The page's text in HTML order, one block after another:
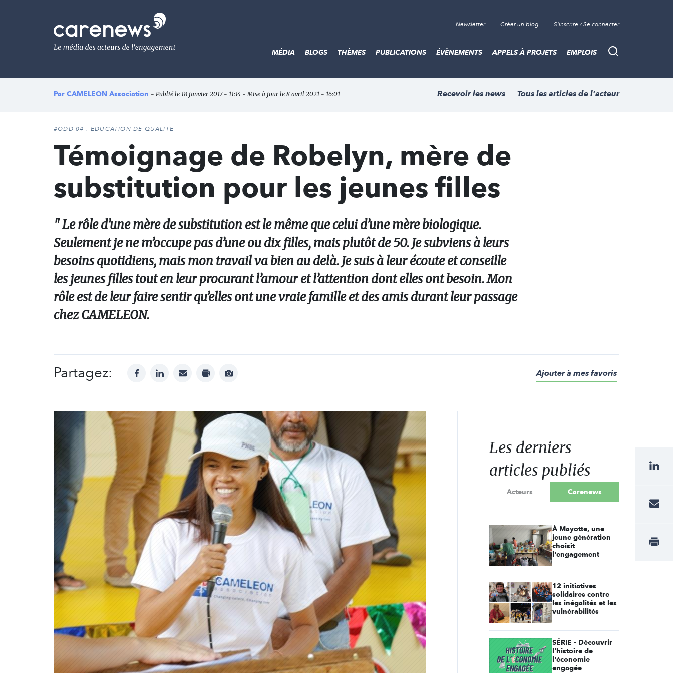
Le
média
de
l'engagement
Newsletter Créer un blog S'inscrire / Se connecter
Recherche
MÉDIA BLOGS THÈMES PUBLICATIONS ÉVÈNEMENTS APPELS À PROJETS EMPLOIS
Par CAMELEON Association - Publié le 18 janvier 2017 - 11:14 - Mise à jour le 8 avril 2021 - 16:01 Recevoir les news Tous les articles de l'acteur
#ODD 04 : ÉDUCATION DE QUALITÉ
Témoignage de Robelyn, mère de
substitution pour les jeunes filles
" Le rôle d’une mère de substitution est le même que celui d’une mère biologique.
Seulement je ne m’occupe pas d’une ou dix filles, mais plutôt de 50. Je subviens à leurs
besoins quotidiens, mais mon travail va bien au delà. Je suis à leur écoute et conseille
les jeunes filles tout en leur procurant l’amour et l’attention dont elles ont besoin. Mon
rôle est de leur faire sentir qu’elles ont une vraie famille et des amis durant leur passage
chez CAMELEON.
Partagez: facebooklinkedinmail print
Afficher
Ajouter à mes favoris
Les derniers
articles publiés
Acteurs Carenews
À Mayotte, une
jeune génération
choisit
l'engagement
12 initiatives
solidaires contre
les inégalités et les
vulnérabilités
SÉRIE - Découvrir
l'histoire de
l'économie
engagée